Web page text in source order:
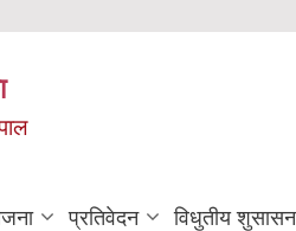
प्रतिवेदन विधुतीय